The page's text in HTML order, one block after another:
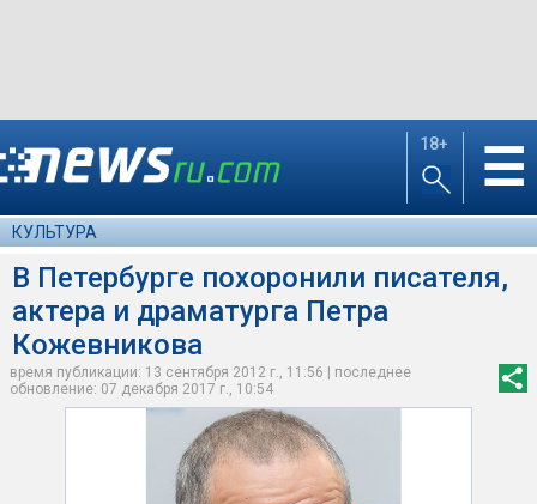
18+ ☰
КУЛЬТУРА
В Петербурге похоронили писателя,
актера и драматурга Петра
Кожевникова
время публикации: 13 сентября 2012 г., 11:56 | последнее
обновление: 07 декабря 2017 г., 10:54